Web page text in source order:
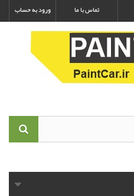
ورود به حساب تماس با ما